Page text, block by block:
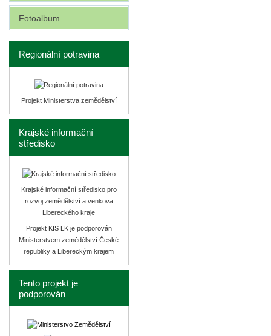
Fotoalbum
Regionální potravina
Projekt Ministerstva zemědělství
Krajské informační
středisko
Krajské informační středisko pro
rozvoj zemědělství a venkova
Libereckého kraje
Projekt KIS LK je podporován
Ministerstvem zemědělství České
republiky a Libereckým krajem
Tento projekt je
podporován